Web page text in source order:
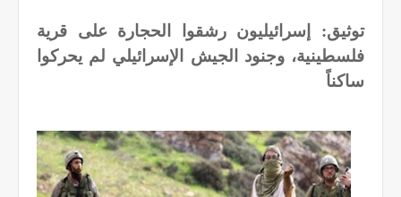
توثيق: إسرائيليون رشقوا الحجارة على قرية
فلسطينية، وجنود الجيش الإسرائيلي لم يحركوا
ساكناً